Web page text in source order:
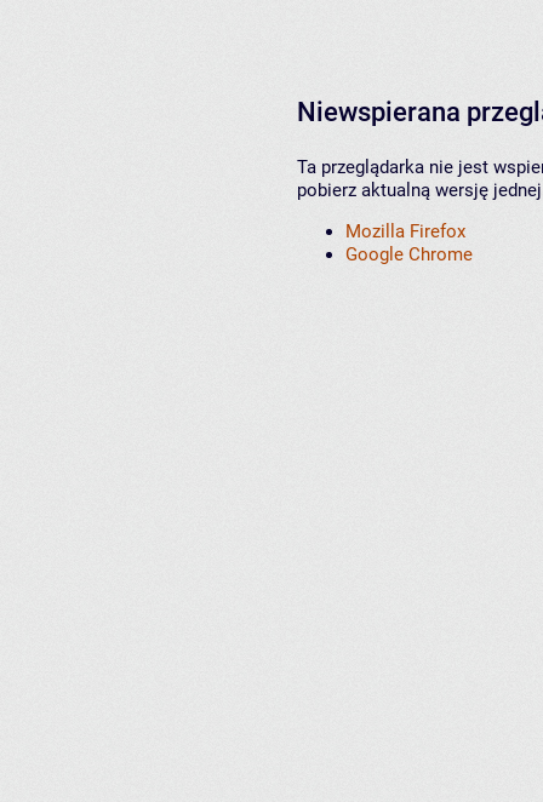
Niewspierana
Ta przeglądarka nie jest
pobierz aktualną wersję
Mozilla Firefox
Google Chrome